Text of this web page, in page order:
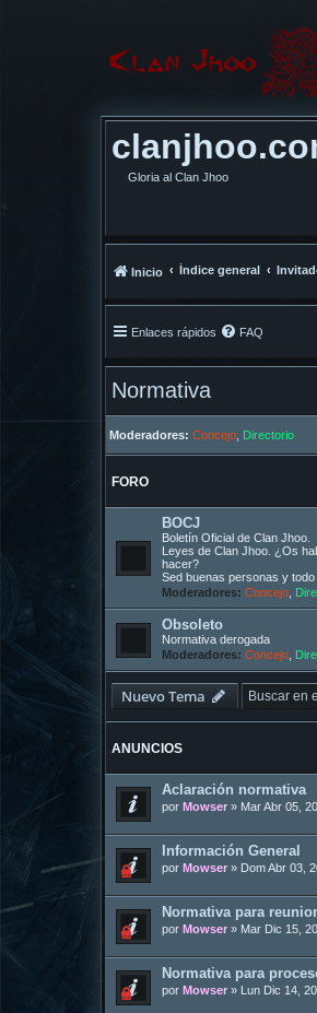
Gloria al Clan Jhoo
Inicio Índice general
Enlaces rápidos FAQ
Normativa
Moderadores: Concejo Directorio
FORO
BOCJ
Boletín Oficial de Clan Jhoo.
Leyes de Clan Jhoo. ¿Os
hacer?
Sed buenas personas y todo
Moderadores: Concejo
Obsoleto
Normativa derogada
Moderadores: Concejo
Nuevo Tema
ANUNCIOS
Aclaración normativa
por Mowser » Mar Abr 05,
Información General
por Mowser » Dom Abr 03,
Normativa para
por Mowser » Mar Dic 15,
Normativa para
por Mowser » Lun Dic 14,